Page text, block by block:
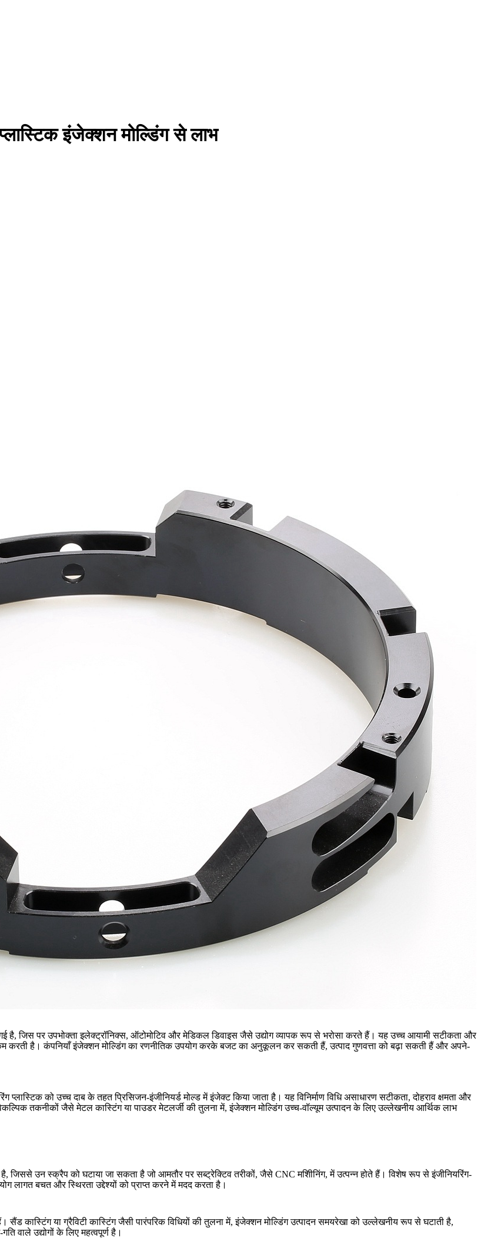
इंजेक्शन मोल्डिंग से लाभ
है, जिस परउपभोक्ता इलेक्ट्रॉनिक्स, ऑटोमोटिव औरमेडिकल डिवाइसजैसे उद्योग व्यापक रूप से भरोसा करते हैं। यह उच्च आयामी सटीकता और
कम करती है। कंपनियाँ इंजेक्शन मोल्डिंग का रणनीतिक उपयोग करके बजट का अनुकूलन कर सकती हैं, उत्पाद गुणवत्ता को बढ़ा सकती हैं और अपने-
प्लास्टिक को उच्च दाब के तहत प्रिसिजन-इंजीनियर्ड मोल्ड में इंजेक्ट किया जाता है। यह विनिर्माण विधि असाधारण सटीकता, दोहराव क्षमता और
वैकल्पिक तकनीकों जैसेमेटल कास्टिंगयापाउडर मेटलर्जीकी तुलना में, इंजेक्शन मोल्डिंग उच्च-वॉल्यूम उत्पादन के लिए उल्लेखनीय आर्थिक लाभ
जिससे उन स्क्रैप को घटाया जा सकता है जो आमतौर पर सब्ट्रेक्टिव तरीकों, जैसे CNC मशीिनिंग, में उत्पन्न होते हैं। विशेष रूप से इंजीनियरिंग-
लागत बचत और स्थिरता उद्देश्यों को प्राप्त करने में मदद करता है।
सैंड कास्टिंगयाग्रैविटी कास्टिंगजैसी पारंपरिक विधियों की तुलना में, इंजेक्शन मोल्डिंग उत्पादन समयरेखा को उल्लेखनीय रूप से घटाती है,
वाले उद्योगों के लिए महत्वपूर्ण है।